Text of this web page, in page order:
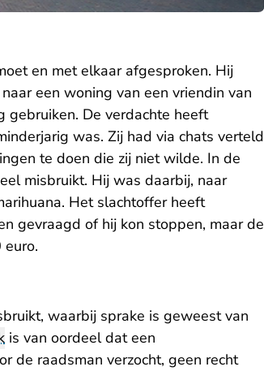
en met elkaar afgesproken. Hij
een woning van een vriendin van
gebruiken. De verdachte heeft
was. Zij had via chats verteld
te doen die zij niet wilde. In de
misbruikt. Hij was daarbij, naar
Het slachtoffer heeft
gevraagd of hij kon stoppen, maar de
waarbij sprake is geweest van
is van oordeel dat een
de raadsman verzocht, geen recht